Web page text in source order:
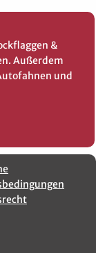
&
Außerdem
und